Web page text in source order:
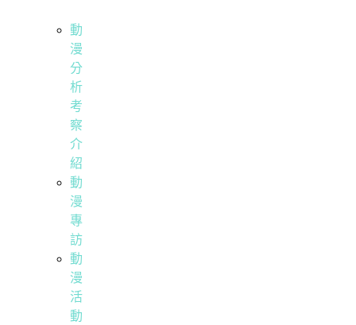
動
漫
分
析
考
察
介
紹
動
漫
專
訪
動
漫
活
動